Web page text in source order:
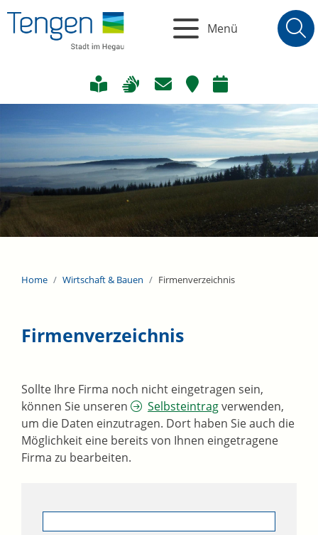
Menü
Home Wirtschaft & Bauen Firmenverzeichnis
Firmenverzeichnis
Sollte Ihre Firma noch nicht eingetragen sein,
können Sie unseren
Selbsteintragverwenden,
um die Daten einzutragen. Dort haben Sie auch die
Möglichkeit eine bereits von Ihnen eingetragene
Firma zu bearbeiten.